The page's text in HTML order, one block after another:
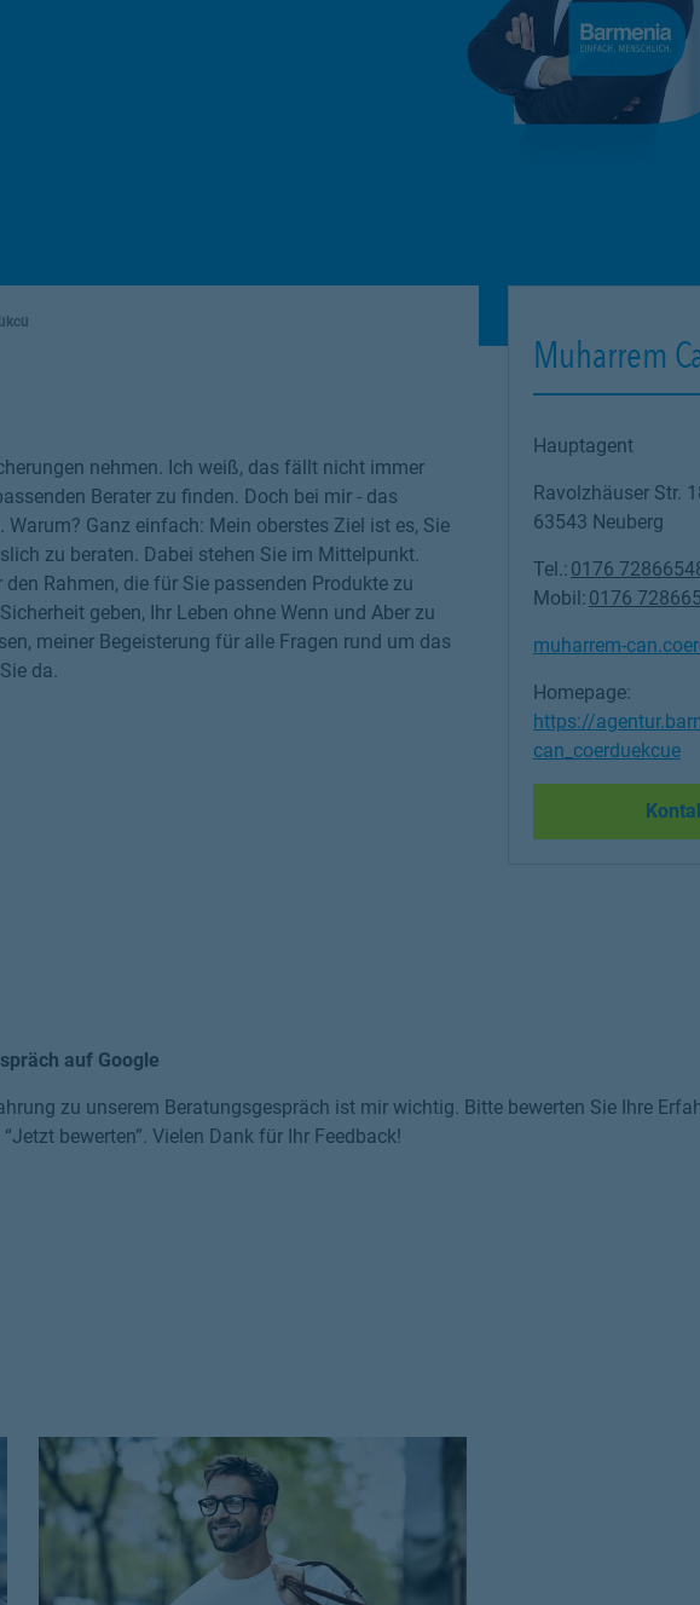
nehmen. Ich weiß, das fällt nicht immer
Berater zu finden. Doch bei mir - das
Ganz einfach: Mein oberstes Ziel ist es, Sie
zu beraten. Dabei stehen Sie im Mittelpunkt.
Rahmen, die für Sie passenden Produkte zu
geben, Ihr Leben ohne Wenn und Aber zu
meiner Begeisterung für alle Fragen rund um das
da.
Muharrem
Hauptagent
Ravolzhäuser Str.
63543 Neuberg
Tel.: 0176
Mobil: 0176
muharrem-
Homepage:
https://
can_coerduekcue
auf Google
zu unserem Beratungsgespräch ist mir wichtig. Bitte bewerten Sie Ihre
bewerten”. Vielen Dank für Ihr Feedback!